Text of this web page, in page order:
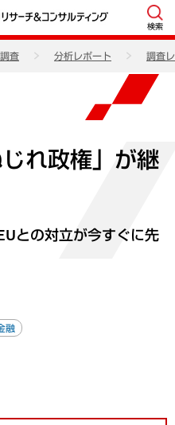
検索
査 分析レポート 調査
れ政権」が継
との対立が今すぐに先
融